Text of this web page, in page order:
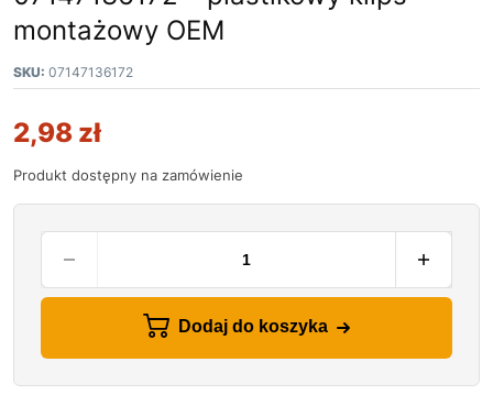
montażowy OEM
SKU: 07147136172
2,98 zł
Produkt dostępny na zamówienie
Dodaj do koszyka